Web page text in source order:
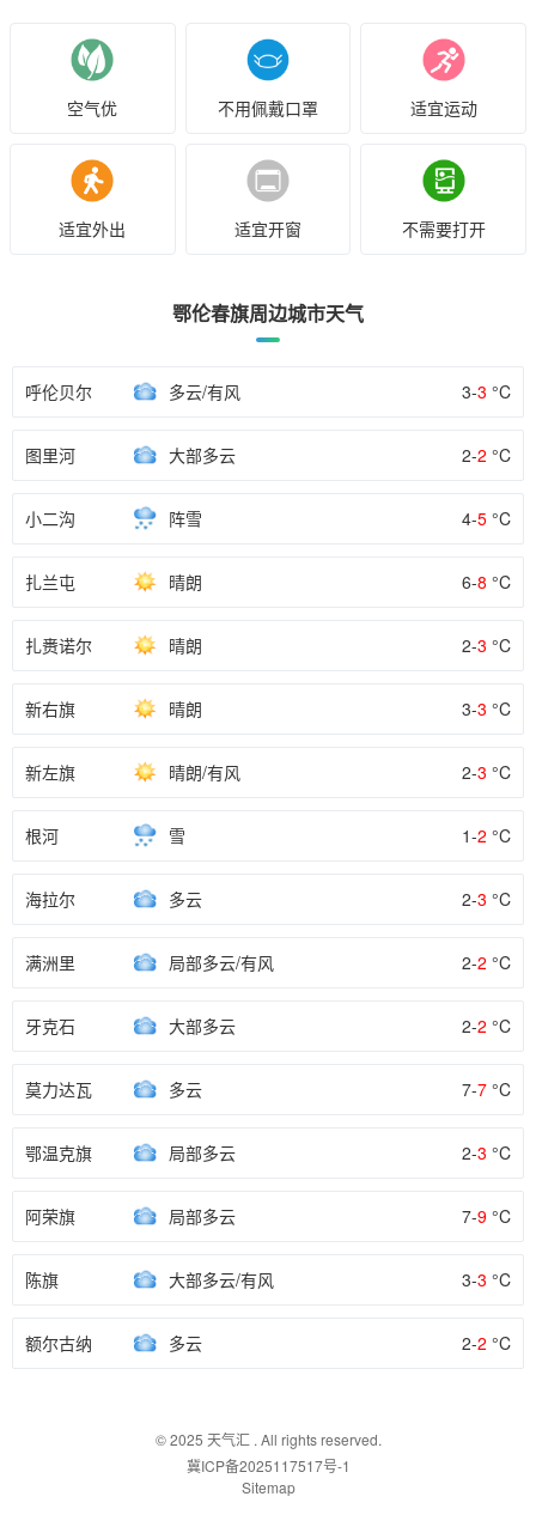
空气优 不用佩戴口罩 适宜运动
适宜外出 适宜开窗 不需要打开
鄂伦春旗周边城市天气
呼伦贝尔 多云/有风 3-3 °C
图里河 大部多云 2-2 °C
小二沟 阵雪 4-5 °C
扎兰屯 晴朗 6-8 °C
扎赉诺尔 晴朗 2-3 °C
新右旗 晴朗 3-3 °C
新左旗 晴朗/有风 2-3 °C
根河 雪 1-2 °C
海拉尔 多云 2-3 °C
满洲里 局部多云/有风 2-2 °C
牙克石 大部多云 2-2 °C
莫力达瓦 多云 7-7 °C
鄂温克旗 局部多云 2-3 °C
阿荣旗 局部多云 7-9 °C
陈旗 大部多云/有风 3-3 °C
额尔古纳 多云 2-2 °C
© 2025 天气汇. All rights reserved.
冀ICP备2025117517号-1
Sitemap